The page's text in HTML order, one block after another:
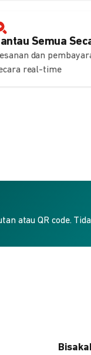
Semua
dan
real-time
atau QR code.